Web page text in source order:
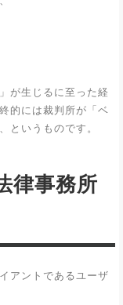
が生じるに至った経
的には裁判所が「ベ
というものです。
律事務所
アントであるユーザ